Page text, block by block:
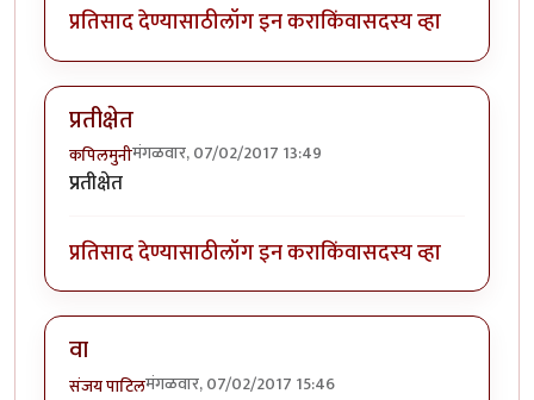
प्रतिसाद देण्यासाठीलॉग इन कराकिंवासदस्य व्हा
प्रतीक्षेत
कपिलमुनीमंगळवार, 07/02/2017 13:49
प्रतीक्षेत
प्रतिसाद देण्यासाठीलॉग इन कराकिंवासदस्य व्हा
वा
संजय पाटिलमंगळवार, 07/02/2017 15:46